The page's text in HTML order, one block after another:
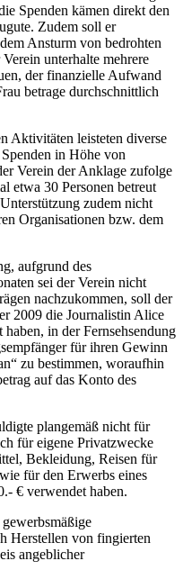
Spenden kämen direkt den
Zudem soll er
Ansturm von bedrohten
unterhalte mehrere
der finanzielle Aufwand
betrage durchschnittlich
Aktivitäten leisteten diverse
in Höhe von
Verein der Anklage zufolge
etwa 30 Personen betreut
zudem nicht
Organisationen bzw. dem
aufgrund des
sei der Verein nicht
nachzukommen, soll der
2009 die Journalistin Alice
in der Fernsehsendung
für ihren Gewinn
zu bestimmen, woraufhin
auf das Konto des
plangemäß nicht für
für eigene Privatzwecke
Bekleidung, Reisen für
für den Erwerbs eines
€ verwendet haben.
Herstellen von fingierten
angeblicher